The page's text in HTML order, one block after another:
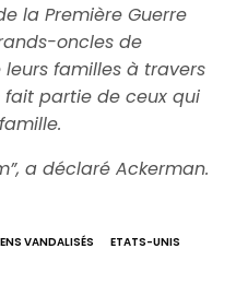
la Première Guerre
oncles de
familles à travers
fait partie de ceux qui
a déclaré Ackerman.
VANDALISÉS
ETATS-UNIS